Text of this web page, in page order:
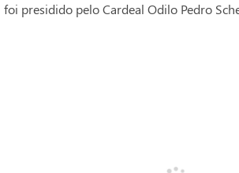
foi presidido pelo Cardeal Odilo Pedro